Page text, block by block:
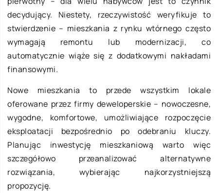
decydujący. Niestety, rzeczywistość weryfikuje to
stwierdzenie – mieszkania z rynku wtórnego często
wymagają remontu lub modernizacji, co
automatycznie wiąże się z dodatkowymi nakładami
finansowymi.
Nowe mieszkania to przede wszystkim lokale
oferowane przez firmy deweloperskie – nowoczesne,
wygodne, komfortowe, umożliwiające rozpoczęcie
eksploatacji bezpośrednio po odebraniu kluczy.
Planując inwestycję mieszkaniową warto więc
szczegółowo przeanalizować alternatywne
rozwiązania, wybierając najkorzystniejszą
propozycję.